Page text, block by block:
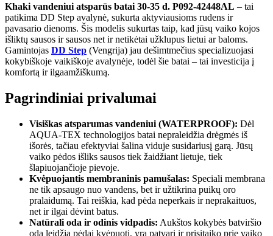
Khaki vandeniui atsparūs batai 30-35 d. P092-42448AL – tai
patikima DD Step avalynė, sukurta aktyviausioms rudens ir
pavasario dienoms. Šis modelis sukurtas taip, kad jūsų vaiko kojos
išliktų sausos ir sausos net ir netikėtai užklupus lietui ar baloms.
Gamintojas DD Step (Vengrija) jau dešimtmečius specializuojasi
kokybiškoje vaikiškoje avalynėje, todėl šie batai – tai investicija į
komfortą ir ilgaamžiškumą.
Pagrindiniai privalumai
Visiškas atsparumas vandeniui (WATERPROOF): Dėl
AQUA-TEX technologijos batai nepraleidžia drėgmės iš
išorės, tačiau efektyviai šalina viduje susidariusį garą. Jūsų
vaiko pėdos išliks sausos tiek žaidžiant lietuje, tiek
šlapiuojančioje pievoje.
Kvėpuojantis membraninis pamušalas: Speciali membrana
ne tik apsaugo nuo vandens, bet ir užtikrina puikų oro
pralaidumą. Tai reiškia, kad pėda neperkais ir neprakaituos,
net ir ilgai dėvint batus.
Natūrali oda ir odinis vidpadis: Aukštos kokybės batviršio
oda leidžia pėdai kvėpuoti, yra patvari ir prisitaiko prie vaiko